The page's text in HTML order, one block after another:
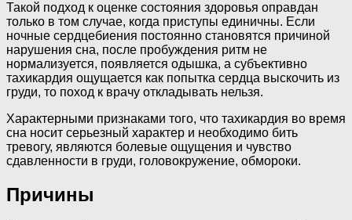
Такой подход к оценке состояния здоровья оправдан
только в том случае, когда приступы единичны. Если
ночные сердцебиения постоянно становятся причиной
нарушения сна, после пробуждения ритм не
нормализуется, появляется одышка, а субъективно
тахикардия ощущается как попытка сердца выскочить из
груди, то поход к врачу откладывать нельзя.
Характерными признаками того, что тахикардия во время
сна носит серьезный характер и необходимо бить
тревогу, являются болевые ощущения и чувство
сдавленности в груди, головокружение, обмороки.
Причины